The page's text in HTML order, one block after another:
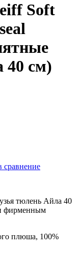
Soft
40 см)
сравнение
тюлень Айла 40
фирменным
плюша, 100%